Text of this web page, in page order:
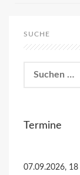
SUCHE
nach:
Termine
07.09.2026,